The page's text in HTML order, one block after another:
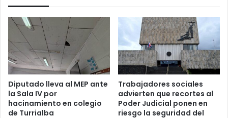
Diputado lleva al MEP ante
la Sala IV por
hacinamiento en colegio
de Turrialba
Trabajadores sociales
advierten que recortes al
Poder Judicial ponen en
riesgo la seguridad del